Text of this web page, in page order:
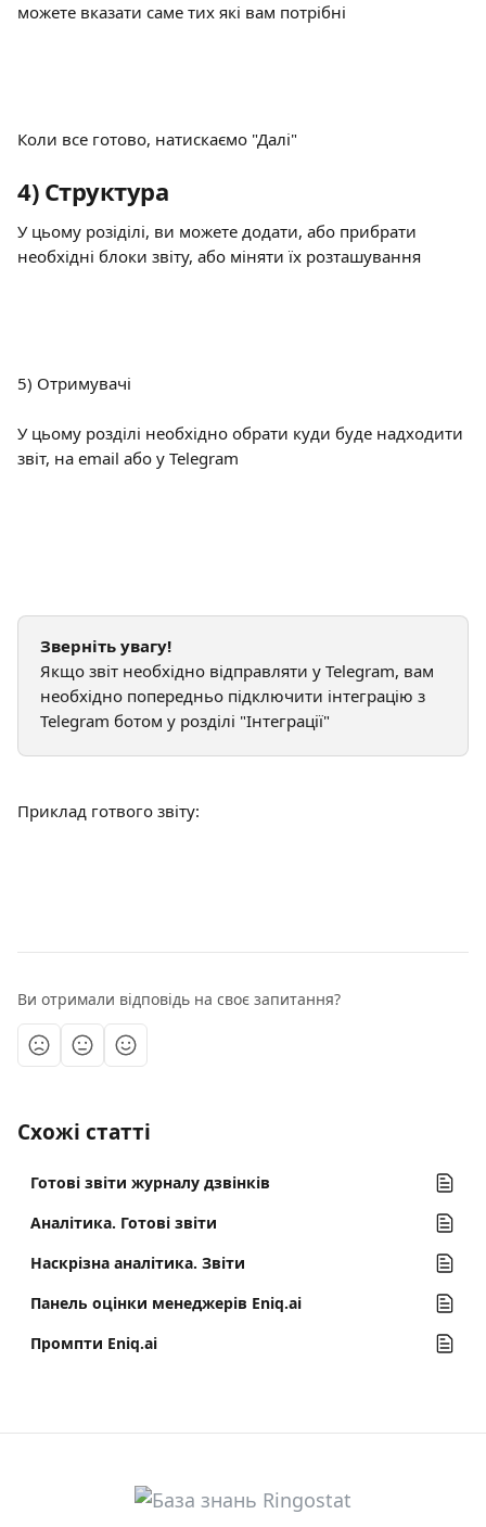
можете вказати саме тих які вам потрібні
Коли все готово, натискаємо "Далі"
4) Структура
У цьому розіділі, ви можете додати, або прибрати
необхідні блоки звіту, або міняти їх розташування
5) Отримувачі
У цьому розділі необхідно обрати куди буде надходити
звіт, на email або у Telegram
Зверніть увагу!
Якщо звіт необхідно відправляти у Telegram, вам
необхідно попередньо підключити інтеграцію з
Telegram ботом у розділі "Інтеграції"
Приклад готвого звіту:
Ви отримали відповідь на своє запитання?
Схожі статті
Готові звіти журналу дзвінків
Аналітика. Готові звіти
Наскрізна аналітика. Звіти
Панель оцінки менеджерів Eniq.ai
Промпти Eniq.ai